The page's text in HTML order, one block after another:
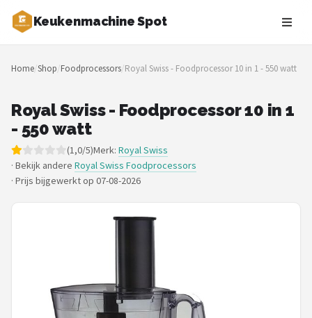
Keukenmachine Spot
Zoeken
NAVIGATIE
Merken
Blog
MasterChef
Staafmixers
Home/Shop/Foodprocessors/Royal Swiss - Foodprocessor 10 in 1 - 550 watt
Royal Swiss - Foodprocessor 10 in 1
- 550 watt
(1,0/5)Merk: Royal Swiss
· Bekijk andere Royal Swiss Foodprocessors
· Prijs bijgewerkt op 07-08-2026